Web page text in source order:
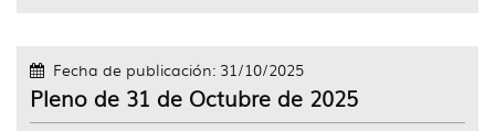
Fecha de publicación: 31/10/2025
Pleno de 31 de Octubre de 2025